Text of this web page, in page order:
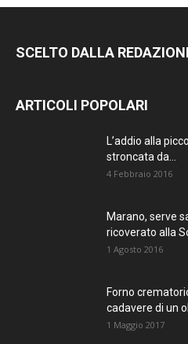
SCELTO DALLA
ARTICOLI POPOLARI
L’addio alla
stroncata da...
4 Febbraio 2016
Marano, serve
ricoverato alla
1 Agosto 2016
Forno
cadavere di un
1 Maggio 2017